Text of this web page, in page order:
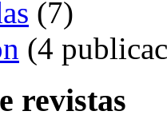
(7)
(4
revistas